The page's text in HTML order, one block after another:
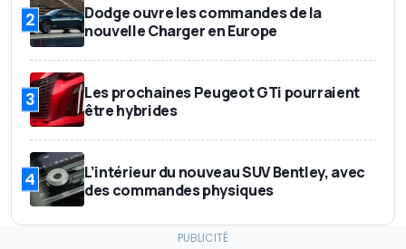
2
Dodge ouvre les commandes de la
nouvelle Charger en Europe
3
Les prochaines Peugeot GTi pourraient
être hybrides
4
L’intérieur du nouveau SUV Bentley, avec
des commandes physiques